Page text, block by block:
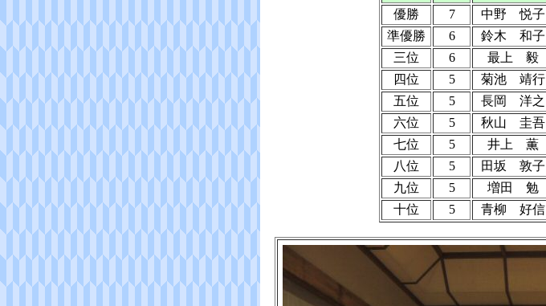
優勝
7 中野 悦子
準優勝
6 鈴木 和子
三位
6 最上 毅
四位
5 菊池 靖行
五位
5 長岡 洋之
六位
5 秋山 圭吾
七位
5 井上 薫
八位
5 田坂 敦子
九位
5 増田 勉
十位
5 青柳 好信